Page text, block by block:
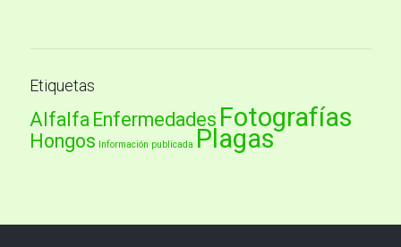
Etiquetas
Alfalfa Enfermedades Fotografías
Hongos Información publicada Plagas